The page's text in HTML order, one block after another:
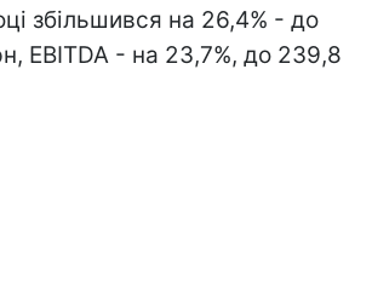
збільшився на 26,4% - до
EBITDA - на 23,7%, до 239,8